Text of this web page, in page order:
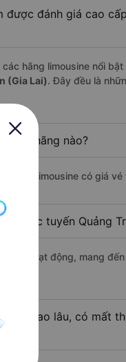
được đánh giá cao
hãng limousine nổi
(Gia Lai). Đây đều là
là hãng nào?
là hãng limousine có giá
thác tuyến Quảng
đang hoạt động, mang
mất bao lâu, có mất